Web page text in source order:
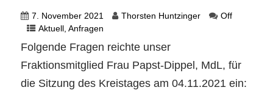
7. November 2021 Thorsten Huntzinger
Off
Aktuell,Anfragen
Folgende Fragen reichte unser
Fraktionsmitglied Frau Papst-Dippel, MdL, für
die Sitzung des Kreistages am 04.11.2021 ein: